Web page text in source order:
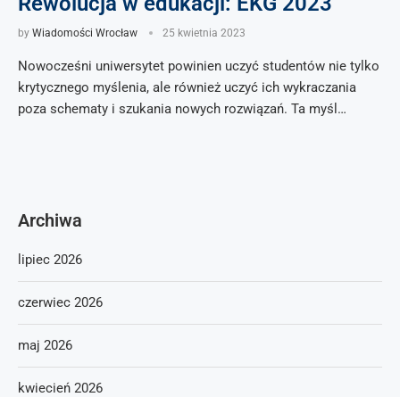
by Wiadomości Wrocław 25 kwietnia 2023
Nowocześni uniwersytet powinien uczyć studentów nie tylko
krytycznego myślenia, ale również uczyć ich wykraczania
poza schematy i szukania nowych rozwiązań. Ta myśl…
Archiwa
lipiec 2026
czerwiec 2026
maj 2026
kwiecień 2026